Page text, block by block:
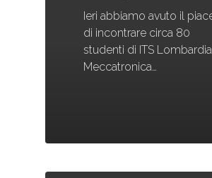
Ieri abbiamo avuto il
di incontrare circa 80
studenti di ITS Lombardia
Meccatronica…